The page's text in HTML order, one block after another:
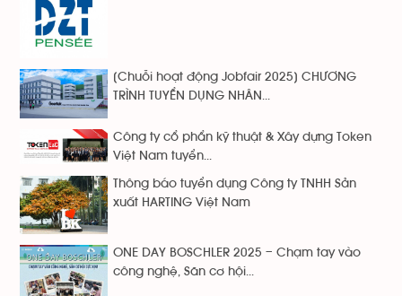
[Chuỗi hoạt động Jobfair 2025] CHƯƠNG
TRÌNH TUYỂN DỤNG NHÂN...
Công ty cổ phẩn kỹ thuật & Xây dựng Token
Việt Nam tuyển...
Thông báo tuyển dụng Công ty TNHH Sản
xuất HARTING Việt Nam
ONE DAY BOSCHLER 2025 – Chạm tay vào
công nghệ, Săn cơ hội...